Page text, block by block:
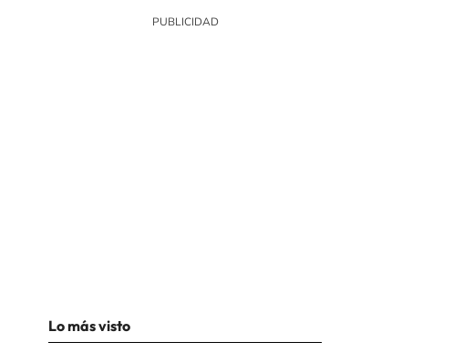
Lo más visto